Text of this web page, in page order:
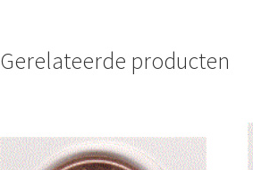
Gerelateerde producten